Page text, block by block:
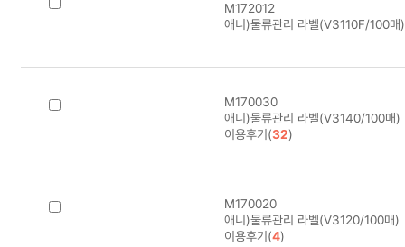
M172012
애니)물류관리 라벨(V3110F/100매)
M170030
애니)물류관리 라벨(V3140/100매)
이용후기(32)
M170020
애니)물류관리 라벨(V3120/100매)
이용후기(4)